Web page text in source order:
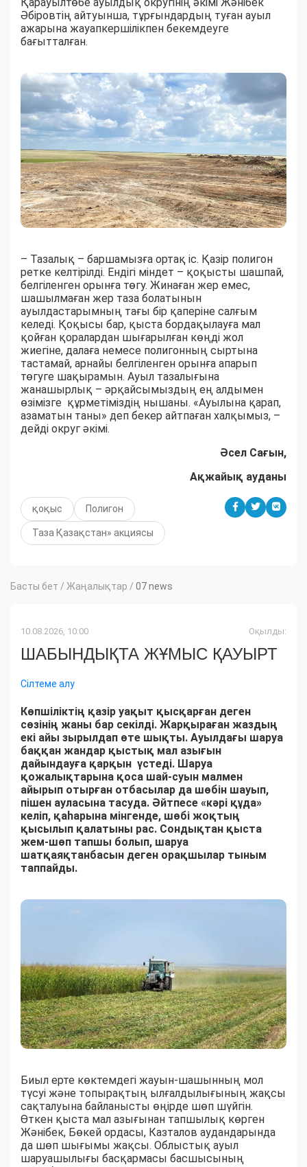
Әбіровтің айтуынша, тұрғындардың туған ауыл
ажарына жауапкершілікпен бекемдеуге
бағытталған.
– Тазалық – баршамызға ортақ іс. Қазір полигон
ретке келтірілді. Ендігі міндет – қоқысты шашпай,
белгіленген орынға төгу. Жинаған жер емес,
шашылмаған жер таза болатынын
ауылдастарымның тағы бір қаперіне салғым
келеді. Қоқысы бар, қыста бордақылауға мал
қойған қоралардан шығарылған көңді жол
жиегіне, далаға немесе полигонның сыртына
тастамай, арнайы белгіленген орынға апарып
төгуге шақырамын. Ауыл тазалығына
жанашырлық – әрқайсымыздың ең алдымен
өзімізге құрметіміздің нышаны. «Ауылына қарап,
азаматын таны» деп бекер айтпаған халқымыз, –
дейді округ әкімі.
Әсел Сағын,
Ақжайық ауданы
қоқыс Полигон
Таза Қазақстан» акциясы
Басты бет / Жаңалықтар / 07 news
10.08.2026, 10:00 Оқылды:
ШАБЫНДЫҚТА ЖҰМЫС ҚАУЫРТ
Сілтеме алу
Көпшіліктің қазір уақыт қысқарған деген
сөзінің жаны бар секілді. Жарқыраған жаздың
екі айы зырылдап өте шықты. Ауылдағы шаруа
баққан жандар қыстық мал азығын
дайындауға қарқын үстеді. Шаруа
қожалықтарына қоса шай-суын малмен
айырып отырған отбасылар да шөбін шауып,
пішен ауласына тасуда. Әйтпесе «кәрі құда»
келіп, қаһарына мінгенде, шөбі жоқтың
қысылып қалатыны рас. Сондықтан қыста
жем-шөп тапшы болып, шаруа
шатқаяқтанбасын деген орақшылар тыным
таппайды.
Биыл ерте көктемдегі жауын-шашынның мол
түсуі және топырақтың ылғалдылығының жақсы
сақталуына байланысты өңірде шөп шүйгін.
Өткен қыста мал азығынан тапшылық көрген
Жәнібек, Бөкей ордасы, Казталов аудандарында
да шөп шығымы жақсы. Облыстық ауыл
шаруашылығы басқармасы басшысының